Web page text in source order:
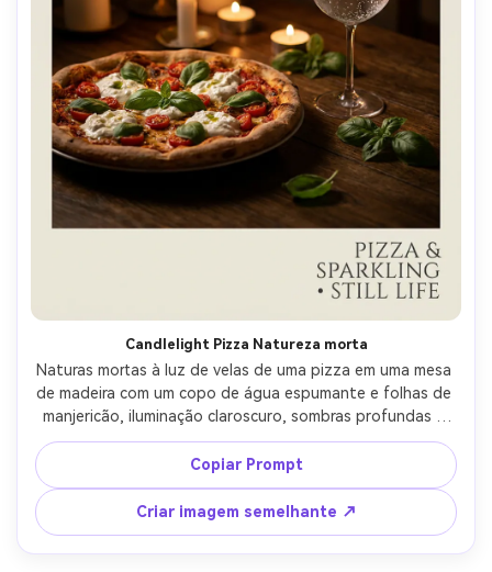
Candlelight Pizza Natureza morta
Naturas mortas à luz de velas de uma pizza em uma mesa
de madeira com um copo de água espumante e folhas de
manjericão, iluminação claroscuro, sombras profundas e
destaques suaves, área de tipografia mínima elegante,
classificação de cores refinada, pôster de arte pronto
para impressão com borda limpa e texturas de alto
detalhe, lente de 85mm, profundidade de campo rasa-AR
4:5
Copiar Prompt
Criar imagem semelhante ↗